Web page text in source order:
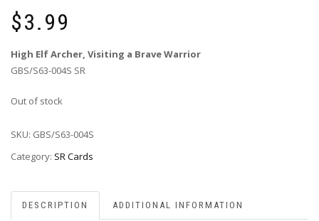
$3.99
High Elf Archer, Visiting a Brave Warrior
GBS/S63-004S SR
Out of stock
SKU: GBS/S63-004S
Category: SR Cards
DESCRIPTION ADDITIONAL INFORMATION